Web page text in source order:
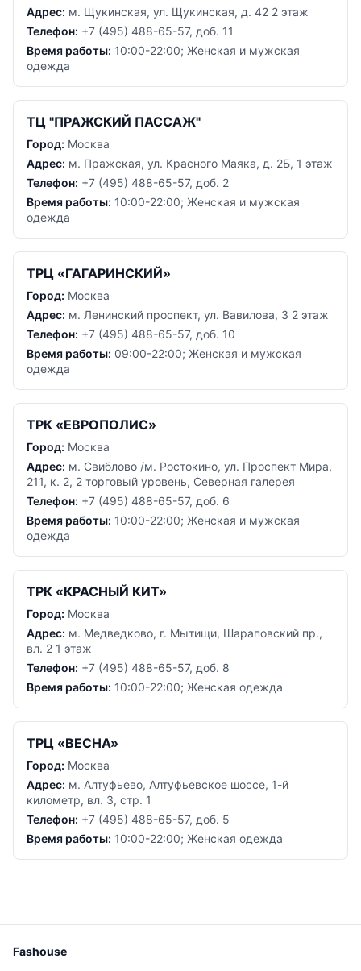
Адрес: м. Щукинская, ул. Щукинская, д. 42 2 этаж
Телефон: +7 (495) 488-65-57, доб. 11
Время работы: 10:00-22:00; Женская и мужская
одежда
ТЦ "ПРАЖСКИЙ ПАССАЖ"
Город: Москва
Адрес: м. Пражская, ул. Красного Маяка, д. 2Б, 1 этаж
Телефон: +7 (495) 488-65-57, доб. 2
Время работы: 10:00-22:00; Женская и мужская
одежда
ТРЦ «ГАГАРИНСКИЙ»
Город: Москва
Адрес: м. Ленинский проспект, ул. Вавилова, 3 2 этаж
Телефон: +7 (495) 488-65-57, доб. 10
Время работы: 09:00-22:00; Женская и мужская
одежда
ТРК «ЕВРОПОЛИС»
Город: Москва
Адрес: м. Свиблово /м. Ростокино, ул. Проспект Мира,
211, к. 2, 2 торговый уровень, Северная галерея
Телефон: +7 (495) 488-65-57, доб. 6
Время работы: 10:00-22:00; Женская и мужская
одежда
ТРК «КРАСНЫЙ КИТ»
Город: Москва
Адрес: м. Медведково, г. Мытищи, Шараповский пр.,
вл. 2 1 этаж
Телефон: +7 (495) 488-65-57, доб. 8
Время работы: 10:00-22:00; Женская одежда
ТРЦ «ВЕСНА»
Город: Москва
Адрес: м. Алтуфьево, Алтуфьевское шоссе, 1-й
километр, вл. 3, стр. 1
Телефон: +7 (495) 488-65-57, доб. 5
Время работы: 10:00-22:00; Женская одежда
Fashouse